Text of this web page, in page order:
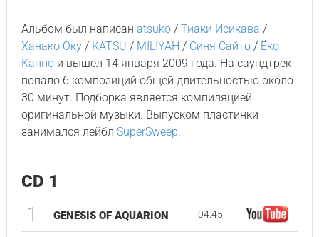
Альбом был написан atsuko/ Тиаки Исикава /
Ханако Оку/ KATSU / MILIYAH / Синя Сайто/ Ёко
Каннои вышел 14 января 2009 года. На саундтрек
попало 6 композиций общей длительностью около
30 минут. Подборка является компиляцией
оригинальной музыки. Выпуском пластинки
занимался лейбл SuperSweep.
CD 1
1 GENESIS OF AQUARION 04:45